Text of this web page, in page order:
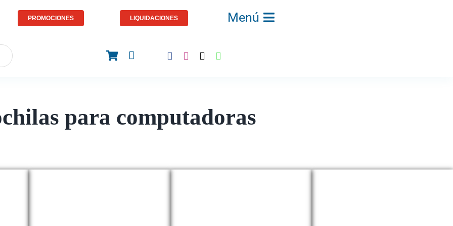
PROMOCIONES LIQUIDACIONES Menú
para computadoras